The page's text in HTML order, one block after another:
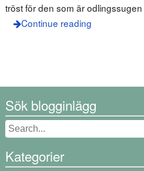
tröst för den som är
Continue reading
Sök blogginlägg
Kategorier